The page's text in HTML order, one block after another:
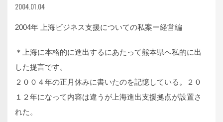
2004.01.04
2004年 上海ビジネス支援についての私案ー経営編
＊上海に本格的に進出するにあたって熊本県へ私的に出
した提言です。
２００４年の正月休みに書いたのを記憶している。２０
１２年になって内容は違うが上海進出支援拠点が設置さ
れた。